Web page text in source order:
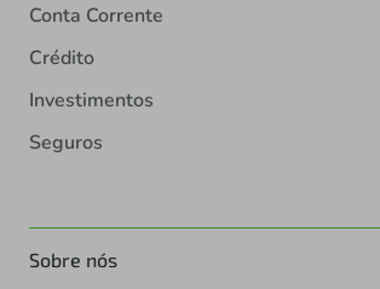
Conta Corrente
Crédito
Investimentos
Seguros
Sobre nós